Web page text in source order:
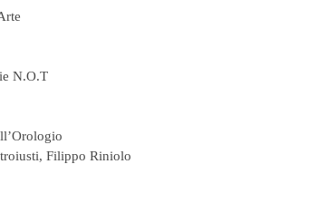
N.O.T
Filippo Riniolo